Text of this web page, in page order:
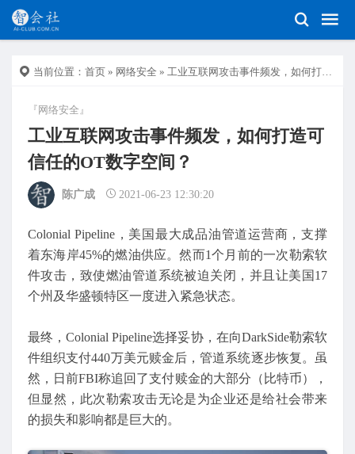
当前位置： 首页 » 网络安全 » 工业互联网攻击事件频发，如何打造可信任的OT数字空间？
『网络安全』
工业互联网攻击事件频发，如何打造可
信任的OT数字空间？
陈广成 2021-06-23 12:30:20
Colonial Pipeline，美国最大成品油管道运营商，支撑
着东海岸45%的燃油供应。然而1个月前的一次勒索软
件攻击，致使燃油管道系统被迫关闭，并且让美国17
个州及华盛顿特区一度进入紧急状态。
最终，Colonial Pipeline选择妥协，在向DarkSide勒索软
件组织支付440万美元赎金后，管道系统逐步恢复。虽
然，日前FBI称追回了支付赎金的大部分（比特币），
但显然，此次勒索攻击无论是为企业还是给社会带来
的损失和影响都是巨大的。